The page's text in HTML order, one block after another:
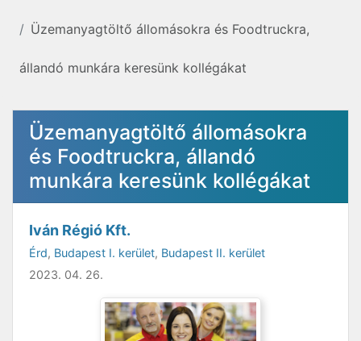
Üzemanyagtöltő állomásokra és Foodtruckra,
állandó munkára keresünk kollégákat
Üzemanyagtöltő állomásokra
és Foodtruckra, állandó
munkára keresünk kollégákat
Iván Régió Kft.
Érd, Budapest I. kerület, Budapest II. kerület
2023. 04. 26.